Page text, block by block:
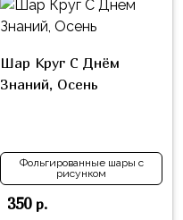
Шар Круг С Днём
Знаний, Осень
Фольгированные шары с
рисунком
350р.